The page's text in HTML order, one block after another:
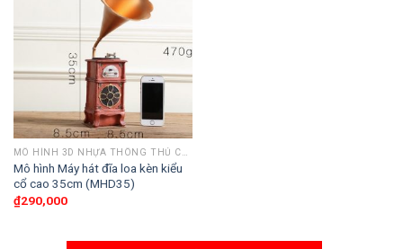
MÔ HÌNH 3D NHỰA THÔNG THỦ CÔNG
Mô hình Máy hát đĩa loa kèn kiểu
cổ cao 35cm (MHD35)
₫290,000